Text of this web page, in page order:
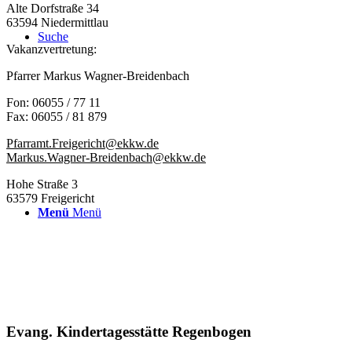
Suche
Menü Menü
Alte Dorfstraße 34
63594 Niedermittlau
Vakanzvertretung:
Pfarrer Markus Wagner-Breidenbach
Fon: 06055 / 77 11
Fax: 06055 / 81 879
Pfarramt.Freigericht@ekkw.de
Markus.Wagner-Breidenbach@ekkw.de
Hohe Straße 3
63579 Freigericht
Evang. Kindertagesstätte Regenbogen